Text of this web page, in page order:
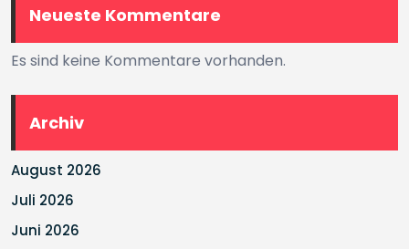
Neueste Kommentare
Es sind keine Kommentare vorhanden.
Archiv
August 2026
Juli 2026
Juni 2026